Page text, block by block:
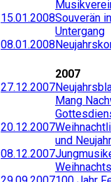
15.01.2008Souverän
Untergang
08.01.2008
2007
27.12.2007
Mang
20.12.2007
und
08.12.2007